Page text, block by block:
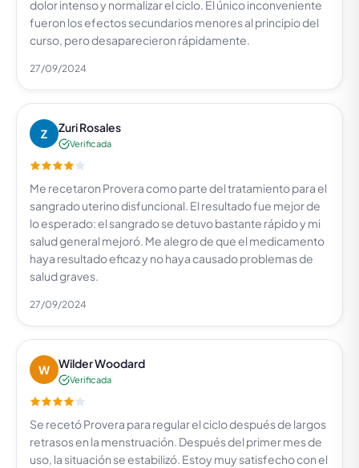
dolor intenso y normalizar el ciclo. El único inconveniente
fueron los efectos secundarios menores al principio del
curso, pero desaparecieron rápidamente.
27/09/2024
Z Zuri Rosales
Verificada
Me recetaron Provera como parte del tratamiento para el
sangrado uterino disfuncional. El resultado fue mejor de
lo esperado: el sangrado se detuvo bastante rápido y mi
salud general mejoró. Me alegro de que el medicamento
haya resultado eficaz y no haya causado problemas de
salud graves.
27/09/2024
W Wilder Woodard
Verificada
Se recetó Provera para regular el ciclo después de largos
retrasos en la menstruación. Después del primer mes de
uso, la situación se estabilizó. Estoy muy satisfecho con el